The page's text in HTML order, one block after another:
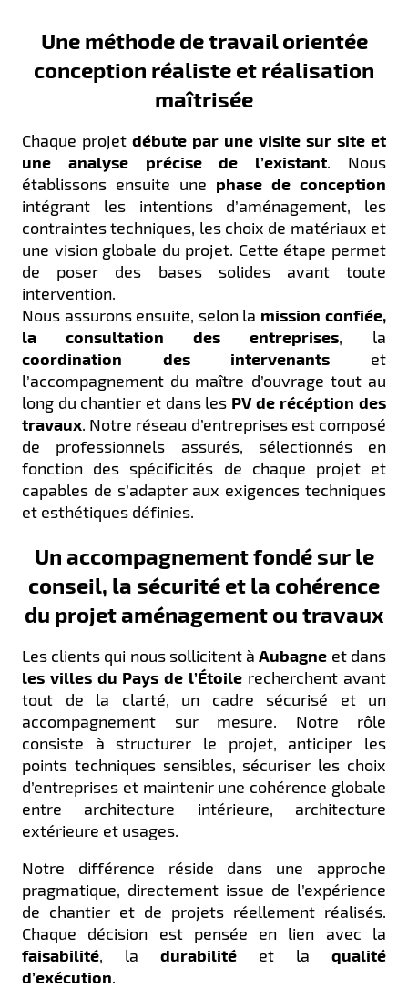
Une méthode de travail orientée
conception réaliste et réalisation
maîtrisée
Chaque projet débute par une visite sur site et
une analyse précise de l’existant. Nous
établissons ensuite une phase de conception
intégrant les intentions d’aménagement, les
contraintes techniques, les choix de matériaux et
une vision globale du projet. Cette étape permet
de poser des bases solides avant toute
intervention.
Nous assurons ensuite, selon la mission confiée,
la consultation des entreprises, la
coordination des intervenants et
l’accompagnement du maître d’ouvrage tout au
long du chantier et dans les PV de récéption des
travaux. Notre réseau d’entreprises est composé
de professionnels assurés, sélectionnés en
fonction des spécificités de chaque projet et
capables de s’adapter aux exigences techniques
et esthétiques définies.
Un accompagnement fondé sur le
conseil, la sécurité et la cohérence
du projet aménagement ou travaux
Les clients qui nous sollicitent à Aubagne et dans
les villes du Pays de l’Étoile recherchent avant
tout de la clarté, un cadre sécurisé et un
accompagnement sur mesure. Notre rôle
consiste à structurer le projet, anticiper les
points techniques sensibles, sécuriser les choix
d’entreprises et maintenir une cohérence globale
entre architecture intérieure, architecture
extérieure et usages.
Notre différence réside dans une approche
pragmatique, directement issue de l’expérience
de chantier et de projets réellement réalisés.
Chaque décision est pensée en lien avec la
faisabilité, la durabilité et la qualité
d’exécution.